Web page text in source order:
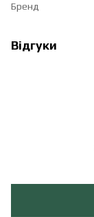
Бренд
Відгуки